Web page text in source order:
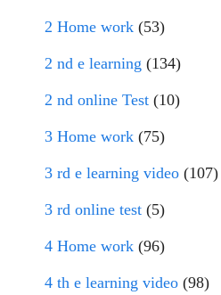
2 Home work (53)
2 nd e learning (134)
2 nd online Test (10)
3 Home work (75)
3 rd e learning video (107)
3 rd online test (5)
4 Home work (96)
4 th e learning video (98)